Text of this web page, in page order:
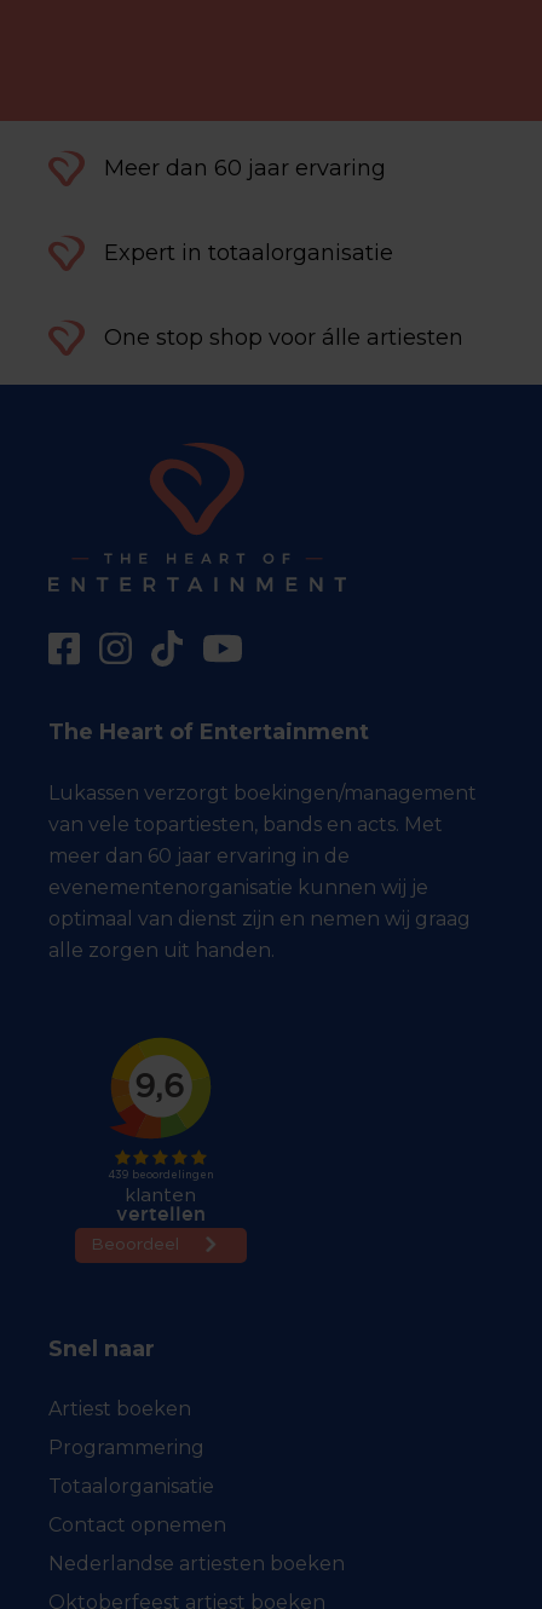
Meer dan 60 jaar ervaring
Expert in totaalorganisatie
One stop shop voor álle artiesten
The Heart of Entertainment
Lukassen verzorgt boekingen/management
van vele topartiesten, bands en acts. Met
meer dan 60 jaar ervaring in de
evenementenorganisatie kunnen wij je
optimaal van dienst zijn en nemen wij graag
alle zorgen uit handen.
Snel naar
Artiest boeken
Programmering
Totaalorganisatie
Contact opnemen
Nederlandse artiesten boeken
Oktoberfeest artiest boeken